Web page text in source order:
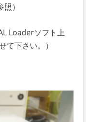
）
Loaderソフト上
て下さい。）